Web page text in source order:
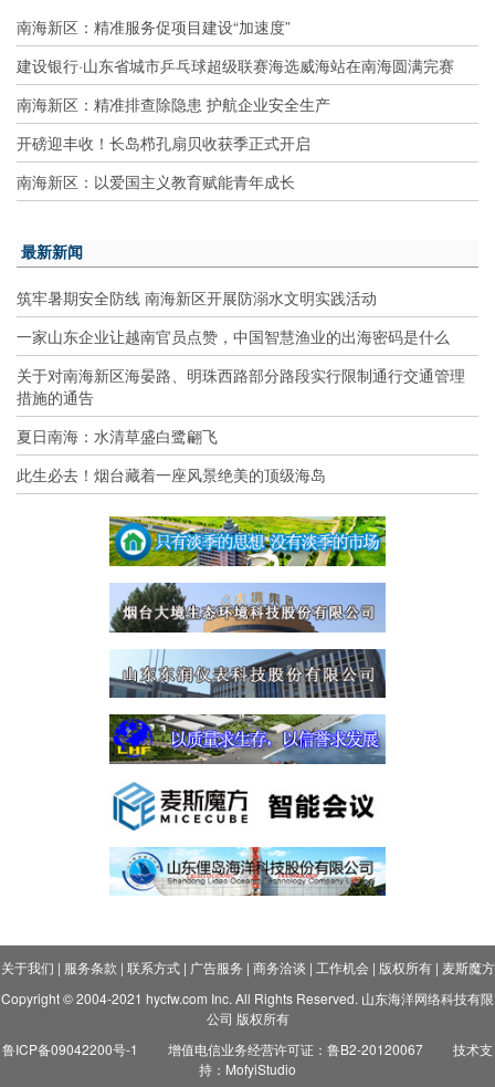
南海新区：精准服务促项目建设“加速度”
建设银行·山东省城市乒乓球超级联赛海选威海站在南海圆满完赛
南海新区：精准排查除隐患 护航企业安全生产
开磅迎丰收！长岛栉孔扇贝收获季正式开启
南海新区：以爱国主义教育赋能青年成长
最新新闻
筑牢暑期安全防线 南海新区开展防溺水文明实践活动
一家山东企业让越南官员点赞，中国智慧渔业的出海密码是什么
关于对南海新区海晏路、明珠西路部分路段实行限制通行交通管理
措施的通告
夏日南海：水清草盛白鹭翩飞
此生必去！烟台藏着一座风景绝美的顶级海岛
关于我们 | 服务条款 | 联系方式| 广告服务 | 商务洽谈 | 工作机会| 版权所有| 麦斯魔方
Copyright © 2004-2021 hycfw.com Inc. All Rights Reserved. 山东海洋网络科技有限
公司 版权所有
鲁ICP备09042200号-1
增值电信业务经营许可证：鲁B2-20120067
技术支
持：MofyiStudio